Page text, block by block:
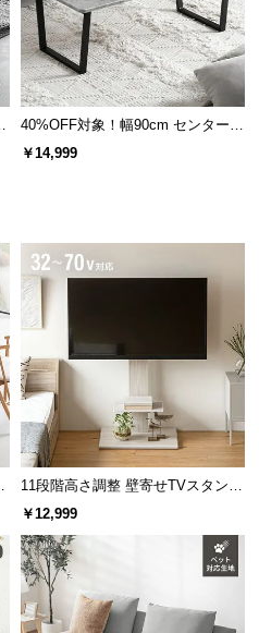
40%OFF対象！幅90cm センターテ
ーブル 大理石/モルタル調 スクエ
￥14,999
11段階高さ調整 壁寄せTVスタンド
キャスター付き 上下左右角度調節
￥12,999